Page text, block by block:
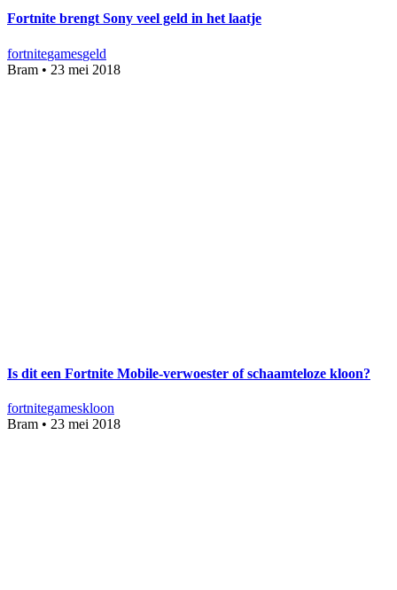
Fortnite brengt Sony veel geld in het laatje
fortnitegamesgeld
Bram • 23 mei 2018
Is dit een Fortnite Mobile-verwoester of schaamteloze kloon?
fortnitegameskloon
Bram • 23 mei 2018